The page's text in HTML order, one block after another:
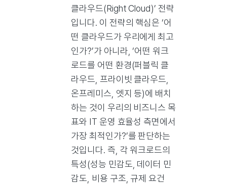
클라우드(Right Cloud)’ 전략
입니다. 이 전략의 핵심은 ‘어
떤 클라우드가 우리에게 최고
인가?’가 아니라, ‘어떤 워크
로드를 어떤 환경(퍼블릭 클
라우드, 프라이빗 클라우드,
온프레미스, 엣지 등)에 배치
하는 것이 우리의 비즈니스 목
표와 IT 운영 효율성 측면에서
가장 최적인가?’를 판단하는
것입니다. 즉, 각 워크로드의
특성(성능 민감도, 데이터 민
감도, 비용 구조, 규제 요건